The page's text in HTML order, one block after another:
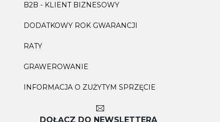
B2B - KLIENT BIZNESOWY
DODATKOWY ROK GWARANCJI
RATY
GRAWEROWANIE
INFORMACJA O ZUŻYTYM SPRZĘCIE
DOŁĄCZ DO NEWSLETTERA